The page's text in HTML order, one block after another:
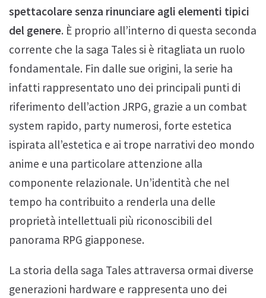
spettacolare senza rinunciare agli elementi tipici
del genere. È proprio all’interno di questa seconda
corrente che la saga Tales si è ritagliata un ruolo
fondamentale. Fin dalle sue origini, la serie ha
infatti rappresentato uno dei principali punti di
riferimento dell’action JRPG, grazie a un combat
system rapido, party numerosi, forte estetica
ispirata all’estetica e ai trope narrativi deo mondo
anime e una particolare attenzione alla
componente relazionale. Un’identità che nel
tempo ha contribuito a renderla una delle
proprietà intellettuali più riconoscibili del
panorama RPG giapponese.
La storia della saga Tales attraversa ormai diverse
generazioni hardware e rappresenta uno dei